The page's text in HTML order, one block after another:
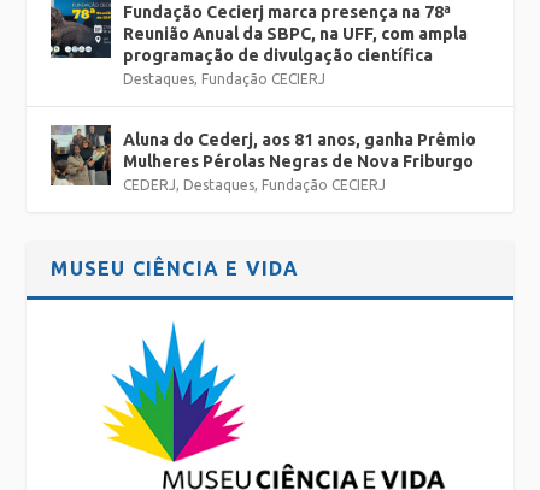
Fundação Cecierj marca presença na 78ª
Reunião Anual da SBPC, na UFF, com ampla
programação de divulgação científica
Destaques, Fundação CECIERJ
Aluna do Cederj, aos 81 anos, ganha Prêmio
Mulheres Pérolas Negras de Nova Friburgo
CEDERJ, Destaques, Fundação CECIERJ
MUSEU CIÊNCIA E VIDA